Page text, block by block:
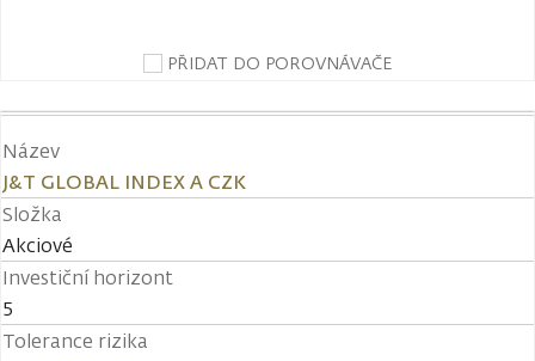
PŘIDAT DO POROVNÁVAČE
Název
J&T GLOBAL INDEX A CZK
Složka
Akciové
Investiční horizont
5
Tolerance rizika